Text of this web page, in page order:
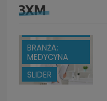
3XM
BRANŻA:
MEDYCYNA
SLIDER